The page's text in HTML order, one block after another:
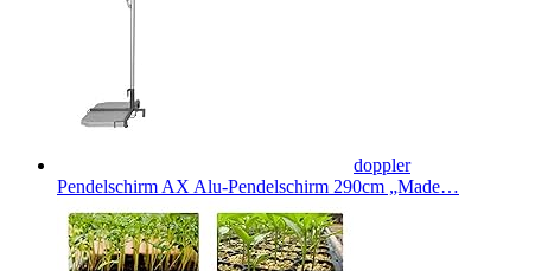
doppler
Pendelschirm AX Alu-Pendelschirm 290cm „Made…